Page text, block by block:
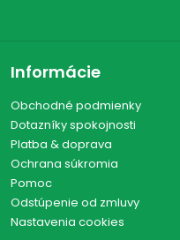
Informácie
Obchodné podmienky
Dotazníky spokojnosti
Platba & doprava
Ochrana súkromia
Pomoc
Odstúpenie od zmluvy
Nastavenia cookies